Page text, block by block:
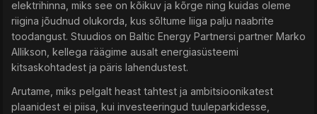
elektrihinna, miks see on kõikuv ja kõrge ning kuidas oleme
riigina jõudnud olukorda, kus sõltume liiga palju naabrite
toodangust. Stuudios on Baltic Energy Partnersi partner Marko
Allikson, kellega räägime ausalt energiasüsteemi
kitsaskohtadest ja päris lahendustest.
Arutame, miks pelgalt heast tahtest ja ambitsioonikatest
plaanidest ei piisa, kui investeeringud tuuleparkidesse,